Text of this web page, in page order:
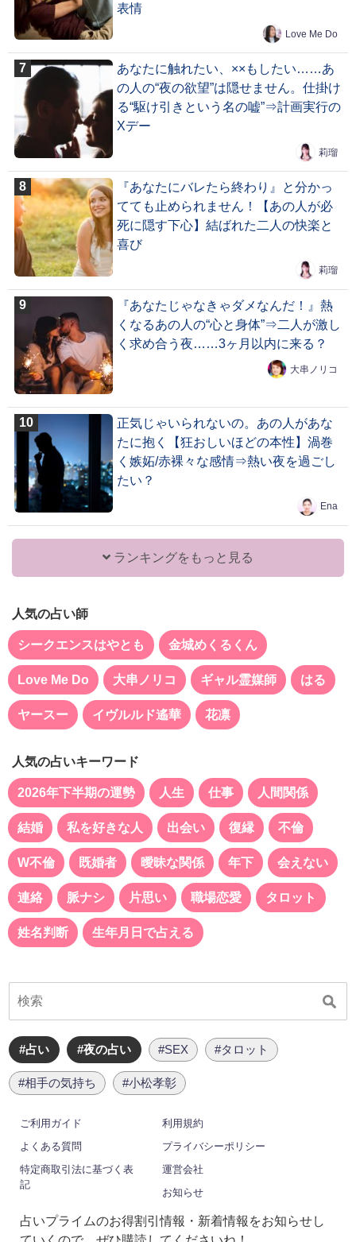
表情
Love Me Do
あなたに触れたい、××もしたい……あ
の人の“夜の欲望”は隠せません。仕掛け
る“駆け引きという名の嘘”⇒計画実行の
Xデー
莉瑠
『あなたにバレたら終わり』と分かっ
てても止められません！【あの人が必
死に隠す下心】結ばれた二人の快楽と
喜び
莉瑠
『あなたじゃなきゃダメなんだ！』熱
くなるあの人の“心と身体”⇒二人が激し
く求め合う夜……3ヶ月以内に来る？
大串ノリコ
正気じゃいられないの。あの人があな
たに抱く【狂おしいほどの本性】渦巻
く嫉妬/赤裸々な感情⇒熱い夜を過ごし
たい？
Ena
ランキングをもっと見る
人気の占い師
シークエンスはやとも 金城めくるくん
Love Me Do 大串ノリコ ギャル霊媒師 はる
ヤースー イヴルルド遙華 花凛
人気の占いキーワード
2026年下半期の運勢 人生 仕事 人間関係
結婚 私を好きな人 出会い 復縁 不倫
W不倫 既婚者 曖昧な関係 年下 会えない
連絡 脈ナシ 片思い 職場恋愛 タロット
姓名判断 生年月日で占える
#占い #夜の占い #SEX #タロット
#相手の気持ち #小松孝彰
ご利用ガイド
利用規約
よくある質問
プライバシーポリシー
特定商取引法に基づく表
記
運営会社
お知らせ
占いプライムのお得割引情報・新着情報をお知らせし